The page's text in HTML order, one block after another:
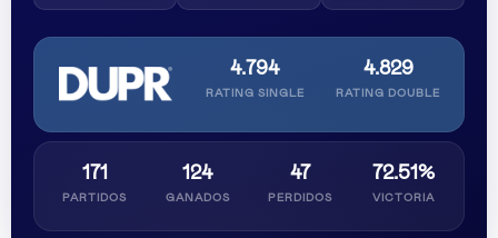
4.794
RATING SINGLE
4.829
RATING DOUBLE
171
PARTIDOS
124
GANADOS
47
PERDIDOS
72.51%
VICTORIA